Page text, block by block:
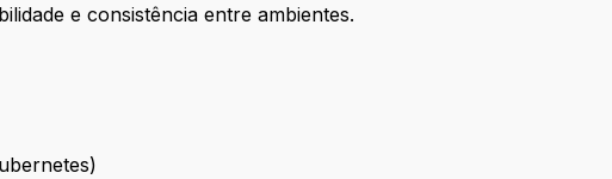
e consistência entre ambientes.